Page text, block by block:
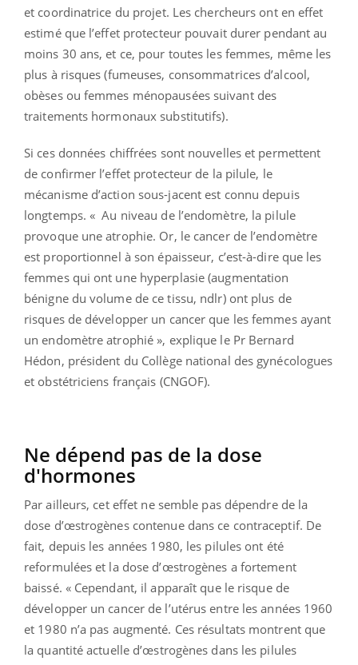
et coordinatrice du projet. Les chercheurs ont en effet
estimé que l’effet protecteur pouvait durer pendant au
moins 30 ans, et ce, pour toutes les femmes, même les
plus à risques (fumeuses, consommatrices d’alcool,
obèses ou femmes ménopausées suivant des
traitements hormonaux substitutifs).
Si ces données chiffrées sont nouvelles et permettent
de confirmer l’effet protecteur de la pilule, le
mécanisme d’action sous-jacent est connu depuis
longtemps. « Au niveau de l’endomètre, la pilule
provoque une atrophie. Or, le cancer de l’endomètre
est proportionnel à son épaisseur, c’est-à-dire que les
femmes qui ont une hyperplasie (augmentation
bénigne du volume de ce tissu, ndlr) ont plus de
risques de développer un cancer que les femmes ayant
un endomètre atrophié », explique le Pr Bernard
Hédon, président du Collège national des gynécologues
et obstétriciens français (CNGOF).
Ne dépend pas de la dose
d'hormones
Par ailleurs, cet effet ne semble pas dépendre de la
dose d’œstrogènes contenue dans ce contraceptif. De
fait, depuis les années 1980, les pilules ont été
reformulées et la dose d’œstrogènes a fortement
baissé. « Cependant, il apparaît que le risque de
développer un cancer de l’utérus entre les années 1960
et 1980 n’a pas augmenté. Ces résultats montrent que
la quantité actuelle d’œstrogènes dans les pilules